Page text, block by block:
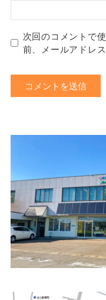
次回のコメントで
前、メールアドレ